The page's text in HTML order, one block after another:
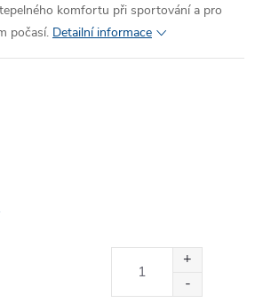
komfortu při sportování a pro
počasí. Detailní informace